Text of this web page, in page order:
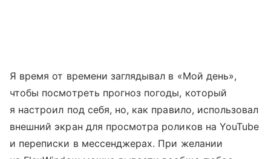
Я время от времени заглядывал в «Мой день»,
чтобы посмотреть прогноз погоды, который
я настроил под себя, но, как правило, использовал
внешний экран для просмотра роликов на YouTube
и переписки в мессенджерах. При желании